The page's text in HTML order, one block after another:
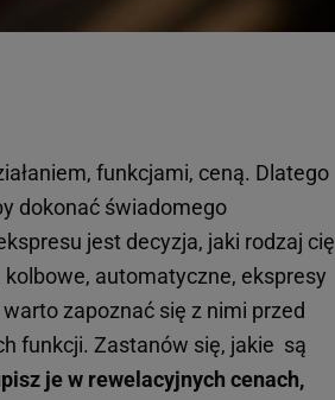
funkcjami, ceną. Dlatego
dokonać świadomego
jest decyzja, jaki rodzaj cię
automatyczne, ekspresy
zapoznać się z nimi przed
funkcji. Zastanów się, jakie są
je w rewelacyjnych cenach,